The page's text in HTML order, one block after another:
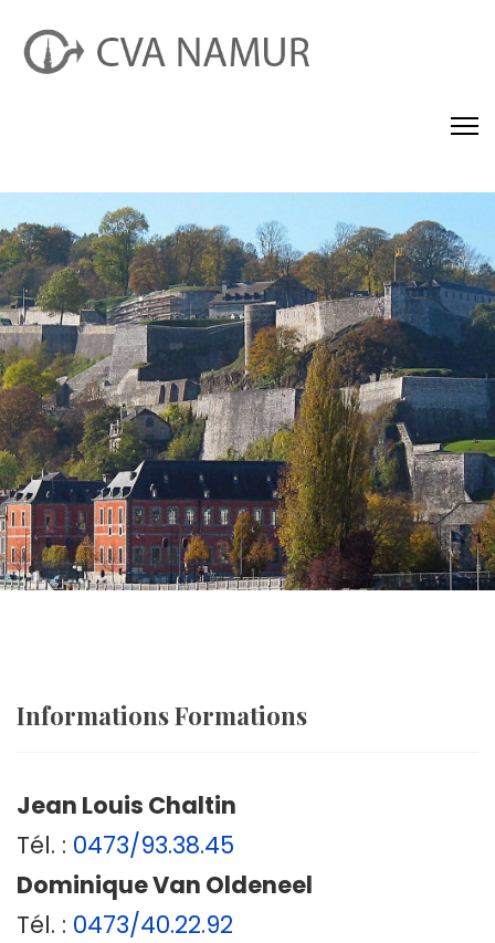
Informations Formations
Jean Louis Chaltin
Tél. : 0473/93.38.45
Dominique Van Oldeneel
Tél. : 0473/40.22.92